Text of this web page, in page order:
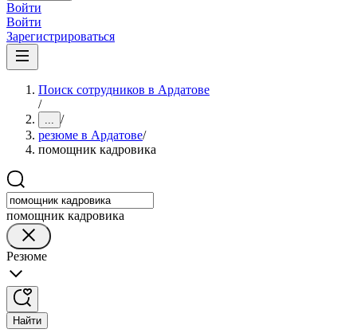
Войти
Войти
Зарегистрироваться
Поиск сотрудников в Ардатове
/
... /
резюме в Ардатове/
помощник кадровика
помощник кадровика
Резюме
Найти